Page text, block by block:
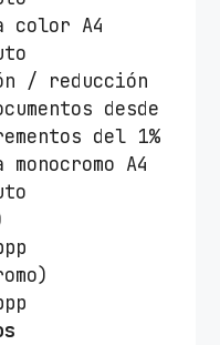
color A4
/ reducción
desde
del 1%
A4